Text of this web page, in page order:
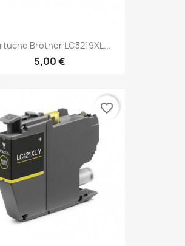
Brother LC3219XL...
5,00 €
favorite_border